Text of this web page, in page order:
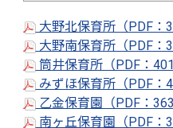
大野北保育所（PDF：
大野南保育所（PDF：
筒井保育所（PDF：
みずほ保育所（PDF：
乙金保育園（PDF：
南ヶ丘保育園（PDF：